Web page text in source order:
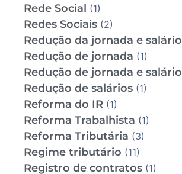
Rede Social (1)
Redes Sociais (2)
Redução da jornada e salário
Redução de jornada (1)
Redução de jornada e salário
Redução de salários (1)
Reforma do IR (1)
Reforma Trabalhista (1)
Reforma Tributária (3)
Regime tributário (11)
Registro de contratos (1)